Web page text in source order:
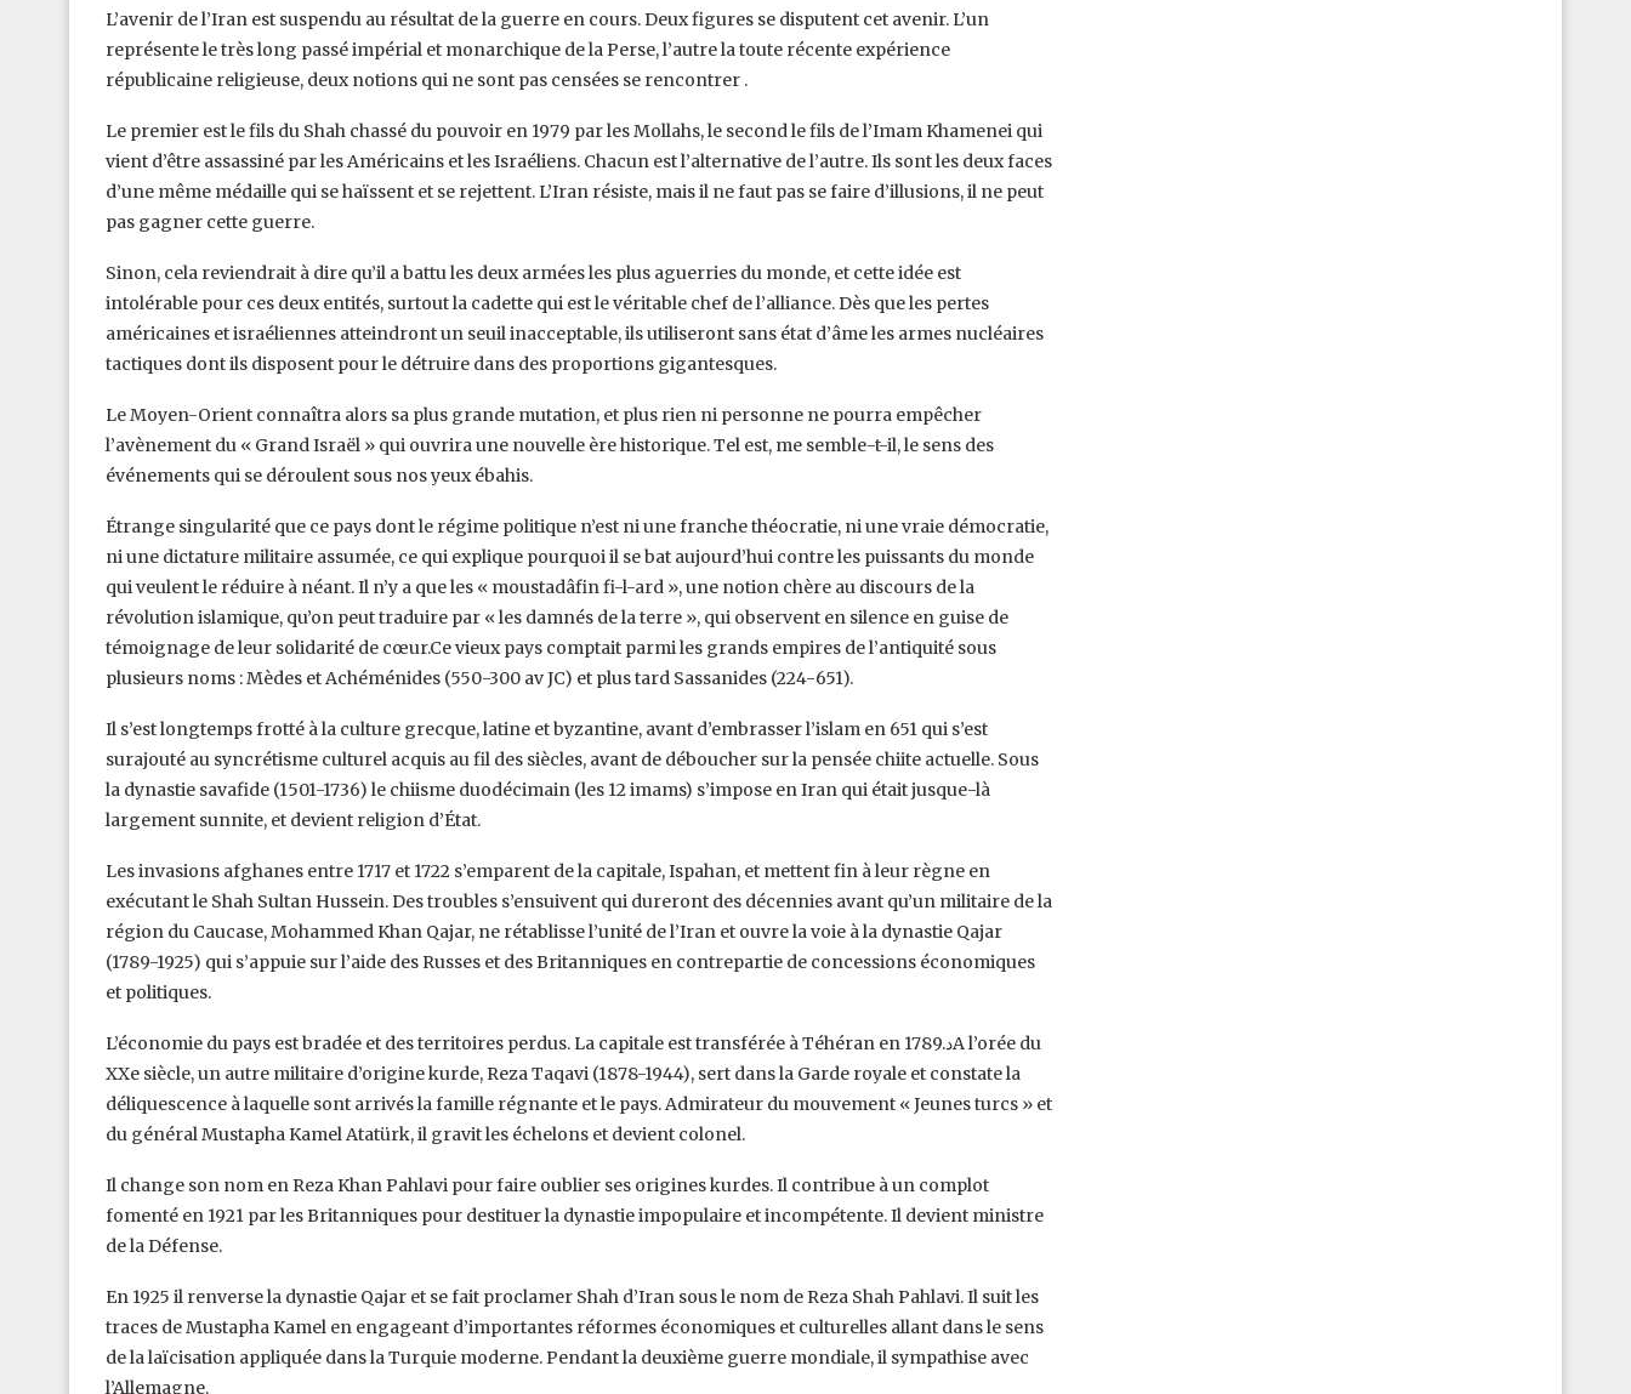
L’avenir de l’Iran est suspendu au résultat de la guerre en cours. Deux figures se disputent cet avenir. L’un
représente le très long passé impérial et monarchique de la Perse, l’autre la toute récente expérience
républicaine religieuse, deux notions qui ne sont pas censées se rencontrer .
Le premier est le fils du Shah chassé du pouvoir en 1979 par les Mollahs, le second le fils de l’Imam Khamenei qui
vient d’être assassiné par les Américains et les Israéliens. Chacun est l’alternative de l’autre. Ils sont les deux faces
d’une même médaille qui se haïssent et se rejettent. L’Iran résiste, mais il ne faut pas se faire d’illusions, il ne peut
pas gagner cette guerre.
Sinon, cela reviendrait à dire qu’il a battu les deux armées les plus aguerries du monde, et cette idée est
intolérable pour ces deux entités, surtout la cadette qui est le véritable chef de l’alliance. Dès que les pertes
américaines et israéliennes atteindront un seuil inacceptable, ils utiliseront sans état d’âme les armes nucléaires
tactiques dont ils disposent pour le détruire dans des proportions gigantesques.
Le Moyen-Orient connaîtra alors sa plus grande mutation, et plus rien ni personne ne pourra empêcher
l’avènement du « Grand Israël » qui ouvrira une nouvelle ère historique. Tel est, me semble-t-il, le sens des
événements qui se déroulent sous nos yeux ébahis.
Étrange singularité que ce pays dont le régime politique n’est ni une franche théocratie, ni une vraie démocratie,
ni une dictature militaire assumée, ce qui explique pourquoi il se bat aujourd’hui contre les puissants du monde
qui veulent le réduire à néant. Il n’y a que les « moustadâfin fi-l-ard », une notion chère au discours de la
révolution islamique, qu’on peut traduire par « les damnés de la terre », qui observent en silence en guise de
témoignage de leur solidarité de cœur.Ce vieux pays comptait parmi les grands empires de l’antiquité sous
plusieurs noms : Mèdes et Achéménides (550-300 av JC) et plus tard Sassanides (224-651).
Il s’est longtemps frotté à la culture grecque, latine et byzantine, avant d’embrasser l’islam en 651 qui s’est
surajouté au syncrétisme culturel acquis au fil des siècles, avant de déboucher sur la pensée chiite actuelle. Sous
la dynastie savafide (1501-1736) le chiisme duodécimain (les 12 imams) s’impose en Iran qui était jusque-là
largement sunnite, et devient religion d’État.
Les invasions afghanes entre 1717 et 1722 s’emparent de la capitale, Ispahan, et mettent fin à leur règne en
exécutant le Shah Sultan Hussein. Des troubles s’ensuivent qui dureront des décennies avant qu’un militaire de la
région du Caucase, Mohammed Khan Qajar, ne rétablisse l’unité de l’Iran et ouvre la voie à la dynastie Qajar
(1789-1925) qui s’appuie sur l’aide des Russes et des Britanniques en contrepartie de concessions économiques
et politiques.
L’économie du pays est bradée et des territoires perdus. La capitale est transférée à Téhéran en 1789.دA l’orée du
XXe siècle, un autre militaire d’origine kurde, Reza Taqavi (1878-1944), sert dans la Garde royale et constate la
déliquescence à laquelle sont arrivés la famille régnante et le pays. Admirateur du mouvement « Jeunes turcs » et
du général Mustapha Kamel Atatürk, il gravit les échelons et devient colonel.
Il change son nom en Reza Khan Pahlavi pour faire oublier ses origines kurdes. Il contribue à un complot
fomenté en 1921 par les Britanniques pour destituer la dynastie impopulaire et incompétente. Il devient ministre
de la Défense.
En 1925 il renverse la dynastie Qajar et se fait proclamer Shah d’Iran sous le nom de Reza Shah Pahlavi. Il suit les
traces de Mustapha Kamel en engageant d’importantes réformes économiques et culturelles allant dans le sens
de la laïcisation appliquée dans la Turquie moderne. Pendant la deuxième guerre mondiale, il sympathise avec
l’Allemagne.